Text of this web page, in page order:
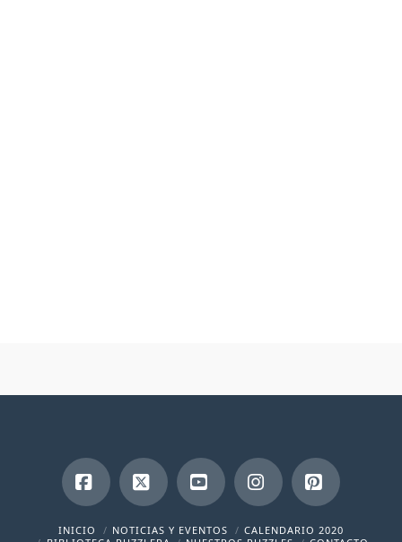
Facebook
X YouTubeInstagramPinterest
INICIO NOTICIAS Y EVENTOS
CALENDARIO 2020